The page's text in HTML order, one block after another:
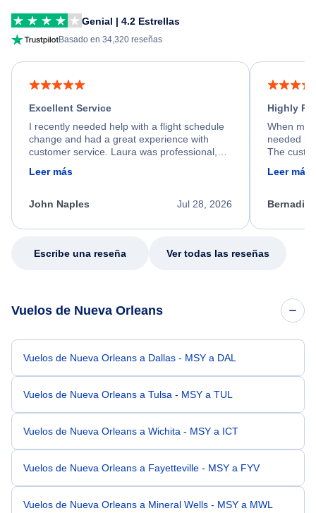
Genial | 4.2 Estrellas
Basado en 34,320 reseñas
Excellent Service
I recently needed help with a flight schedule
change and had a great experience with
customer service. Laura was professional,
friendly, and very helpful throughout the
process. She quickly found a solution and
appreciate her excellent service.
Leer más
Jul 28, 2026
John Naples
Highly
When my
needed
The
calm,
my issue.
Leer más
Escribe una reseña Ver todas las reseñas
Vuelos de Nueva Orleans
Vuelos de Nueva Orleans a Dallas - MSY a DAL
Vuelos de Nueva Orleans a Tulsa - MSY a TUL
Vuelos de Nueva Orleans a Wichita - MSY a ICT
Vuelos de Nueva Orleans a Fayetteville - MSY a FYV
Vuelos de Nueva Orleans a Mineral Wells - MSY a MWL